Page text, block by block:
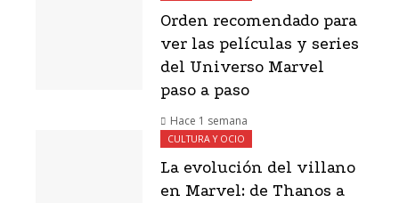
Orden recomendado para
ver las películas y series
del Universo Marvel
paso a paso
Hace 1 semana
CULTURA Y OCIO
La evolución del villano
en Marvel: de Thanos a